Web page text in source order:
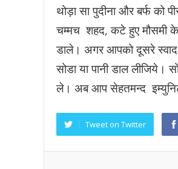
थोड़ा सा पुदीना और बर्फ को
चम्मच शहद, कटे हुए मौसमी
डाले। अगर आपको दूसरे
सोडा या पानी डाल लीजिये।
ले। अब आप सेहतमन्द
Tweet on Twitter